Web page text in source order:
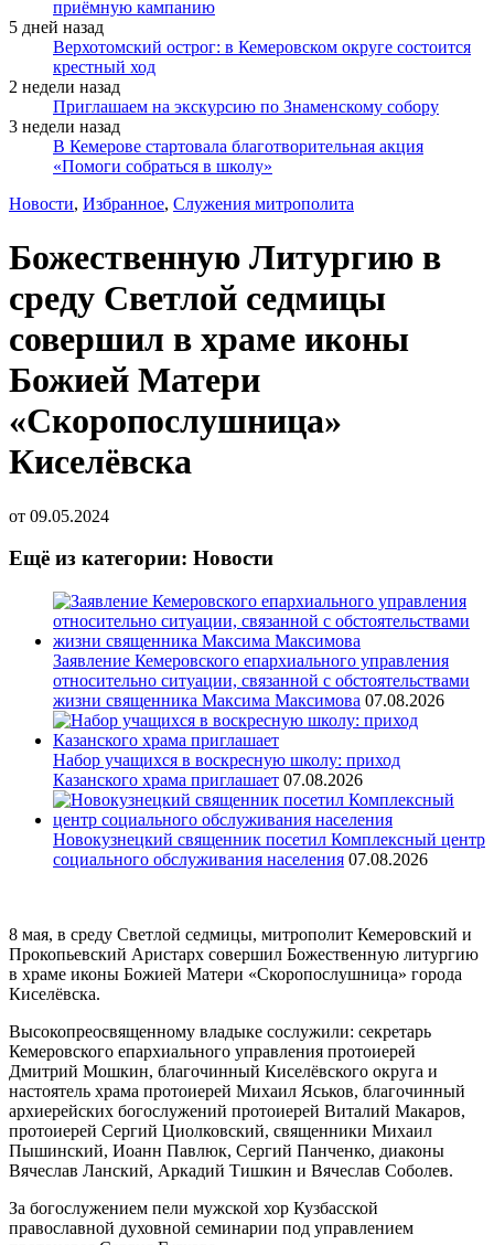
приёмную кампанию
5 дней назад
Верхотомский острог: в Кемеровском округе состоится
крестный ход
2 недели назад
Приглашаем на экскурсию по Знаменскому собору
3 недели назад
В Кемерове стартовала благотворительная акция
«Помоги собраться в школу»
Новости, Избранное, Служения митрополита
Божественную Литургию в
среду Светлой седмицы
совершил в храме иконы
Божией Матери
«Скоропослушница»
Киселёвска
от 09.05.2024
Ещё из категории: Новости
Заявление Кемеровского епархиального управления
относительно ситуации, связанной с обстоятельствами
жизни священника Максима Максимова 07.08.2026
Набор учащихся в воскресную школу: приход
Казанского храма приглашает 07.08.2026
Новокузнецкий священник посетил Комплексный центр
социального обслуживания населения 07.08.2026
8 мая, в среду Светлой седмицы, митрополит Кемеровский и
Прокопьевский Аристарх совершил Божественную литургию
в храме иконы Божией Матери «Скоропослушница» города
Киселёвска.
Высокопреосвященному владыке сослужили: секретарь
Кемеровского епархиального управления протоиерей
Дмитрий Мошкин, благочинный Киселёвского округа и
настоятель храма протоиерей Михаил Яськов, благочинный
архиерейских богослужений протоиерей Виталий Макаров,
протоиерей Сергий Циолковский, священники Михаил
Пышинский, Иоанн Павлюк, Сергий Панченко, диаконы
Вячеслав Ланский, Аркадий Тишкин и Вячеслав Соболев.
За богослужением пели мужской хор Кузбасской
православной духовной семинарии под управлением